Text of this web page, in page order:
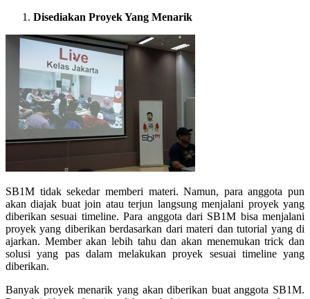
Disediakan Proyek Yang Menarik
SB1M tidak sekedar memberi materi. Namun, para anggota pun
akan diajak buat join atau terjun langsung menjalani proyek yang
diberikan sesuai timeline. Para anggota dari SB1M bisa menjalani
proyek yang diberikan berdasarkan dari materi dan tutorial yang di
ajarkan. Member akan lebih tahu dan akan menemukan trick dan
solusi yang pas dalam melakukan proyek sesuai timeline yang
diberikan.
Banyak proyek menarik yang akan diberikan buat anggota SB1M.